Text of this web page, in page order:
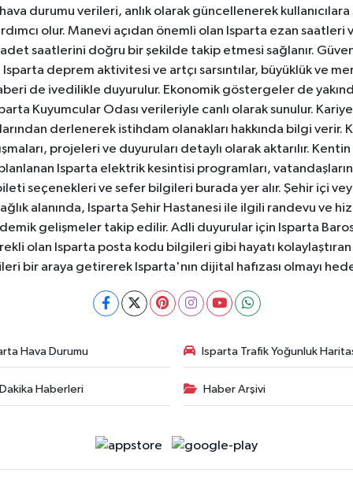
durumu verileri, anlık olarak güncellenerek
olur. Manevi açıdan önemli olan Isparta ezan
saatlerini doğru bir şekilde takip etmesi sağlanır.
deprem aktivitesi ve artçı sarsıntılar, büyüklük ve
de ivedilikle duyurulur. Ekonomik göstergeler de
Kuyumcular Odası verileriyle canlı olarak sunulur.
derlenerek istihdam olanakları hakkında bilgi verir.
projeleri ve duyuruları detaylı olarak aktarılır.
Isparta elektrik kesintisi programları,
seçenekleri ve sefer bilgileri burada yer alır. Şehir içi
alanında, Isparta Şehir Hastanesi ile ilgili randevu ve
gelişmeler takip edilir. Adli duyurular için Isparta
olan Isparta posta kodu bilgileri gibi hayatı
bir araya getirerek Isparta'nın dijital hafızası olmayı
Hava Durumu Isparta Trafik Yoğunluk
Haberleri Haber Arşivi